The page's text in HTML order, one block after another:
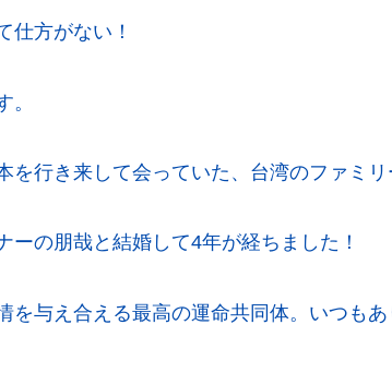
仕方がない！
。
を行き来して会っていた、台湾のファミ
ーの朋哉と結婚して4年が経ちました！
を与え合える最高の運命共同体。いつもあ